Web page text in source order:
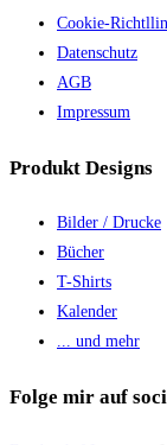
Cookie-
Datenschutz
AGB
Impressum
Produkt Designs
Bilder / Drucke
Bücher
T-Shirts
Kalender
... und mehr
Folge mir auf